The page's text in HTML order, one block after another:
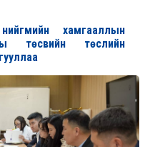
хамгааллын
төсвийн төслийн